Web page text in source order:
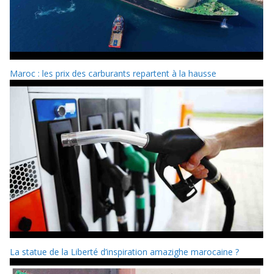
Maroc : les prix des carburants repartent à la hausse
La statue de la Liberté d’inspiration amazighe marocaine ?